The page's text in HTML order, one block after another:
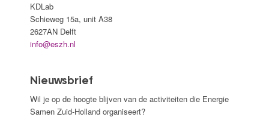
KDLab
Schieweg 15a, unit A38
2627AN Delft
info@eszh.nl
Nieuwsbrief
Wil je op de hoogte blijven van de activiteiten die Energie
Samen Zuid-Holland organiseert?